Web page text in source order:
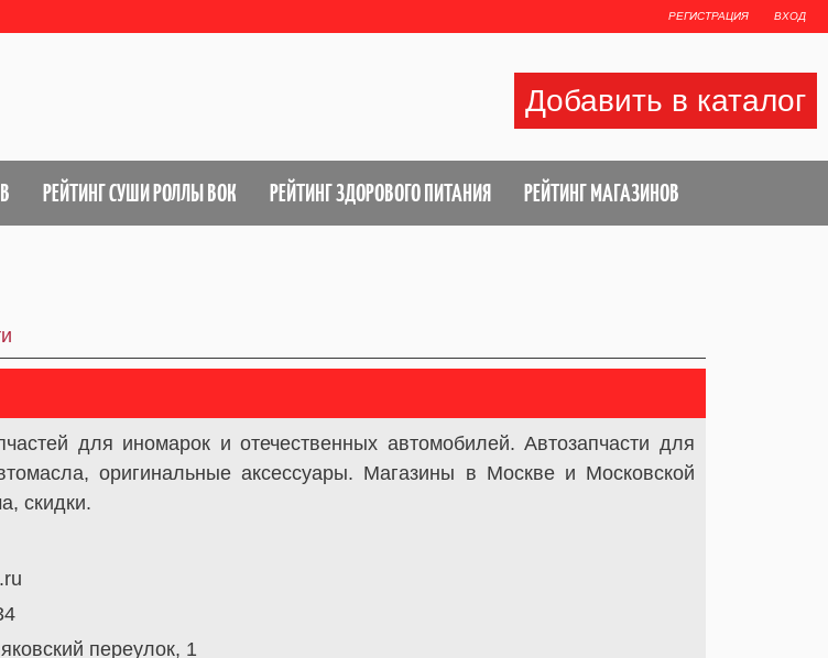
РЕГИСТРАЦИЯ ВХОД
Добавить в каталог
РЕЙТИНГ СУШИ РОЛЛЫ ВОК РЕЙТИНГ ЗДОРОВОГО ПИТАНИЯ РЕЙТИНГ МАГАЗИНОВ
для иномарок и отечественных автомобилей. Автозапчасти для
оригинальные аксессуары. Магазины в Москве и Московской
скидки.
переулок, 1